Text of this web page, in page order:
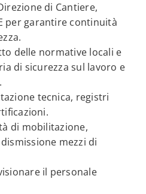
di Cantiere,
per garantire continuità
delle normative locali e
di sicurezza sul lavoro e
tecnica, registri
di mobilitazione,
mezzi di
il personale